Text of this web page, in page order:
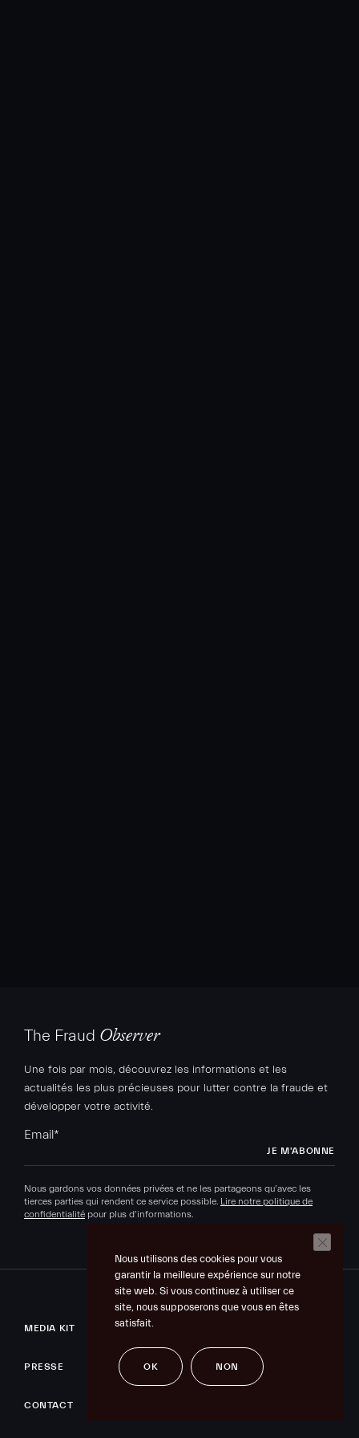
The Fraud Observer
Une fois par mois, découvrez les informations et les
actualités les plus précieuses pour lutter contre la fraude et
développer votre activité.
Email*
Nous gardons vos données privées et ne les partageons qu’avec les
tierces parties qui rendent ce service possible. Lire notre politique de
confidentialité pour plus d’informations.
MEDIA KIT
PRESSE
CONTACT
Nous utilisons des cookies pour vous
garantir la meilleure expérience sur notre
site web. Si vous continuez à utiliser ce
site, nous supposerons que vous en êtes
satisfait.
OK NON